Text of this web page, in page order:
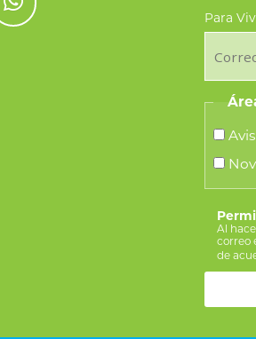
Para
Al
correo
de